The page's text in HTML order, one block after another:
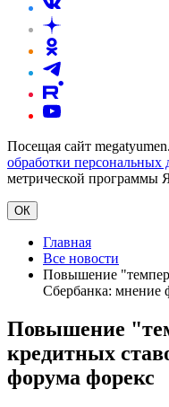
Посещая сайт
обработки персональных
метрической программы
ОК
Главная
Все новости
Повышение
Сбербанка: мнение
Повышение
кредитных
форума форекс